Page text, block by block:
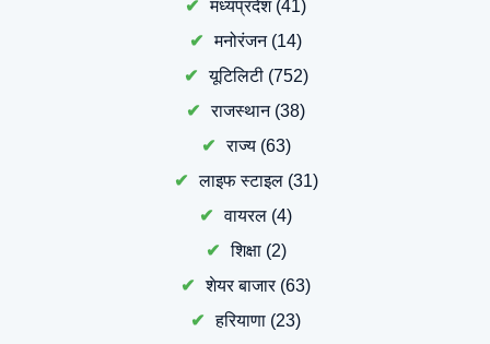
मध्यप्रदेश(41)
मनोरंजन(14)
यूटिलिटी(752)
राजस्थान(38)
राज्य(63)
लाइफ स्टाइल(31)
वायरल (4)
शिक्षा(2)
शेयर बाजार(63)
हरियाणा (23)